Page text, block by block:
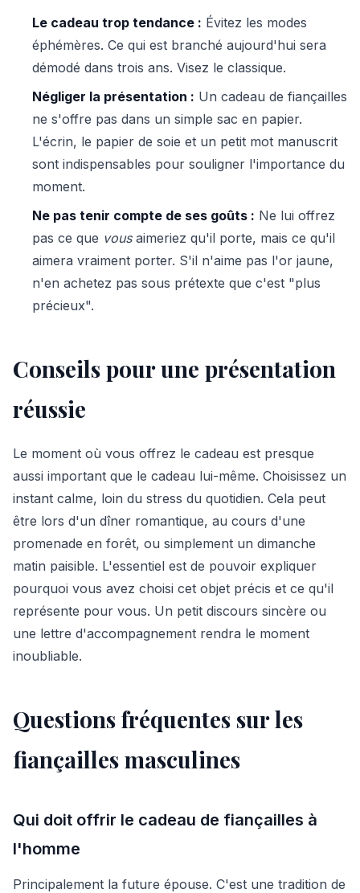
Le cadeau trop tendance : Évitez les modes
éphémères. Ce qui est branché aujourd'hui sera
démodé dans trois ans. Visez le classique.
Négliger la présentation : Un cadeau de fiançailles
ne s'offre pas dans un simple sac en papier.
L'écrin, le papier de soie et un petit mot manuscrit
sont indispensables pour souligner l'importance du
moment.
Ne pas tenir compte de ses goûts : Ne lui offrez
pas ce que vousaimeriez qu'il porte, mais ce qu'il
aimera vraiment porter. S'il n'aime pas l'or jaune,
n'en achetez pas sous prétexte que c'est "plus
précieux".
Conseils pour une présentation
réussie
Le moment où vous offrez le cadeau est presque
aussi important que le cadeau lui-même. Choisissez un
instant calme, loin du stress du quotidien. Cela peut
être lors d'un dîner romantique, au cours d'une
promenade en forêt, ou simplement un dimanche
matin paisible. L'essentiel est de pouvoir expliquer
pourquoi vous avez choisi cet objet précis et ce qu'il
représente pour vous. Un petit discours sincère ou
une lettre d'accompagnement rendra le moment
inoubliable.
Questions fréquentes sur les
fiançailles masculines
Qui doit offrir le cadeau de fiançailles à
l'homme
Principalement la future épouse. C'est une tradition de